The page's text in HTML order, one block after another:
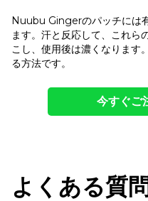
Nuubu Gingerのパッチには
ます。汗と反応して、これら
こし、使用後は濃くなります
る方法です。
今すぐご
よくある質